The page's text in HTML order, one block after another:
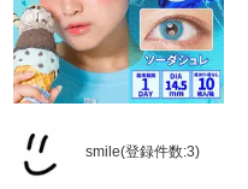
smile(登録件数:3)